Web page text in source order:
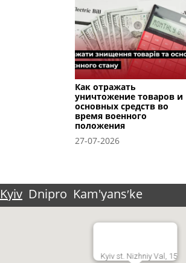
Как отражать
уничтожение товаров и
основных средств во
время военного
положения
27-07-2026
Kyiv Dnipro Kam'yansʹke
Kyiv st. Nizhniy Val, 15